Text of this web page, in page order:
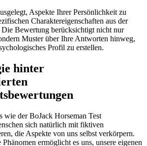
Aspekte Ihrer Persönlichkeit zu
Charaktereigenschaften aus der
Die Bewertung berücksichtigt nicht nur
Muster über Ihre Antworten hinweg,
Profil zu erstellen.
hinter
wie der BoJack Horseman Test
sich natürlich mit fiktiven
die Aspekte von uns selbst verkörpern.
ermöglicht es uns, unsere eigenen